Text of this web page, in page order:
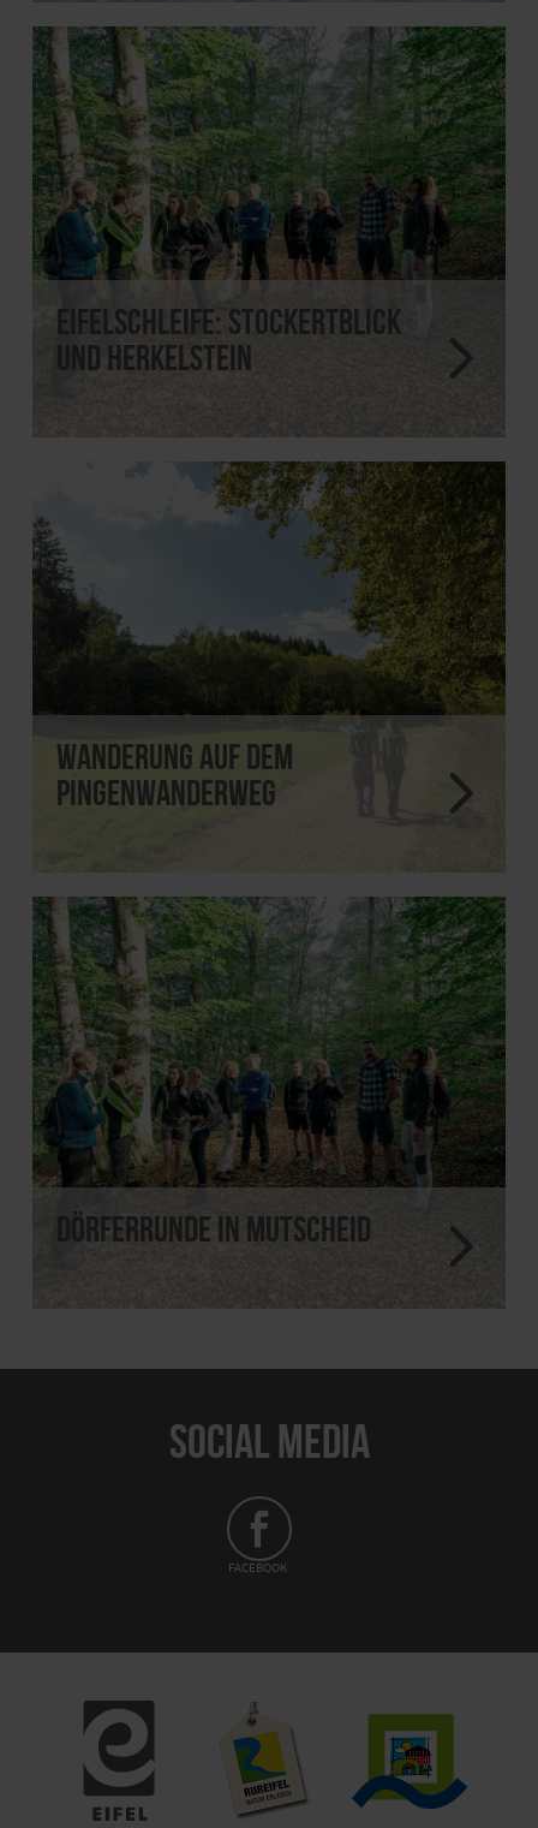
EifelSchleife: Stockertblick
und Herkelstein
Wanderung auf dem
Pingenwanderweg
Dörferrunde in Mutscheid
SOCIAL MEDIA
FACEBOOK